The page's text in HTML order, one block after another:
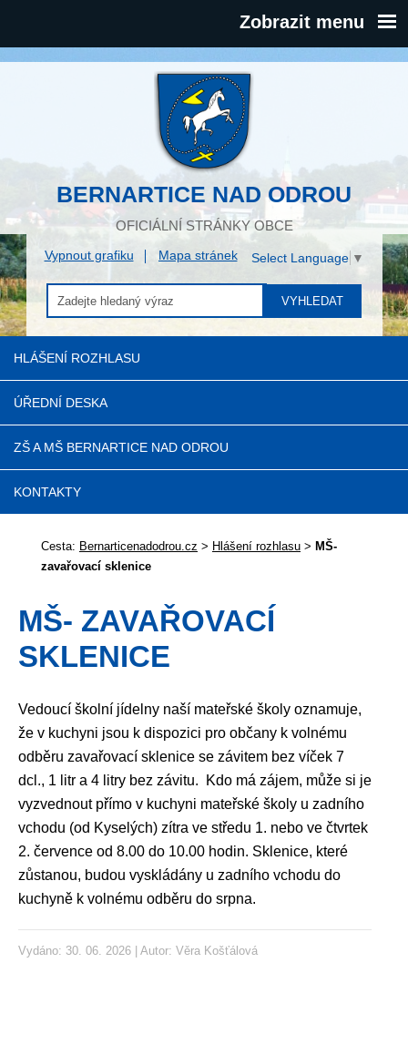
Zobrazit menu
BERNARTICE NAD ODROU
OFICIÁLNÍ STRÁNKY OBCE
Vypnout grafiku Mapa stránek Select Language ▼
VYHLEDAT
HLÁŠENÍ ROZHLASU
ÚŘEDNÍ DESKA
ZŠ A MŠ BERNARTICE NAD ODROU
KONTAKTY
Cesta: Bernarticenadodrou.cz > Hlášení rozhlasu > MŠ-
zavařovací sklenice
MŠ- ZAVAŘOVACÍ
SKLENICE
Vedoucí školní jídelny naší mateřské školy oznamuje,
že v kuchyni jsou k dispozici pro občany k volnému
odběru zavařovací sklenice se závitem bez víček 7
dcl., 1 litr a 4 litry bez závitu. Kdo má zájem, může si je
vyzvednout přímo v kuchyni mateřské školy u zadního
vchodu (od Kyselých) zítra ve středu 1. nebo ve čtvrtek
2. července od 8.00 do 10.00 hodin. Sklenice, které
zůstanou, budou vyskládány u zadního vchodu do
kuchyně k volnému odběru do srpna.
Vydáno: 30. 06. 2026 | Autor: Věra Košťálová